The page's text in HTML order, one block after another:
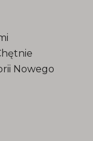
Nowego